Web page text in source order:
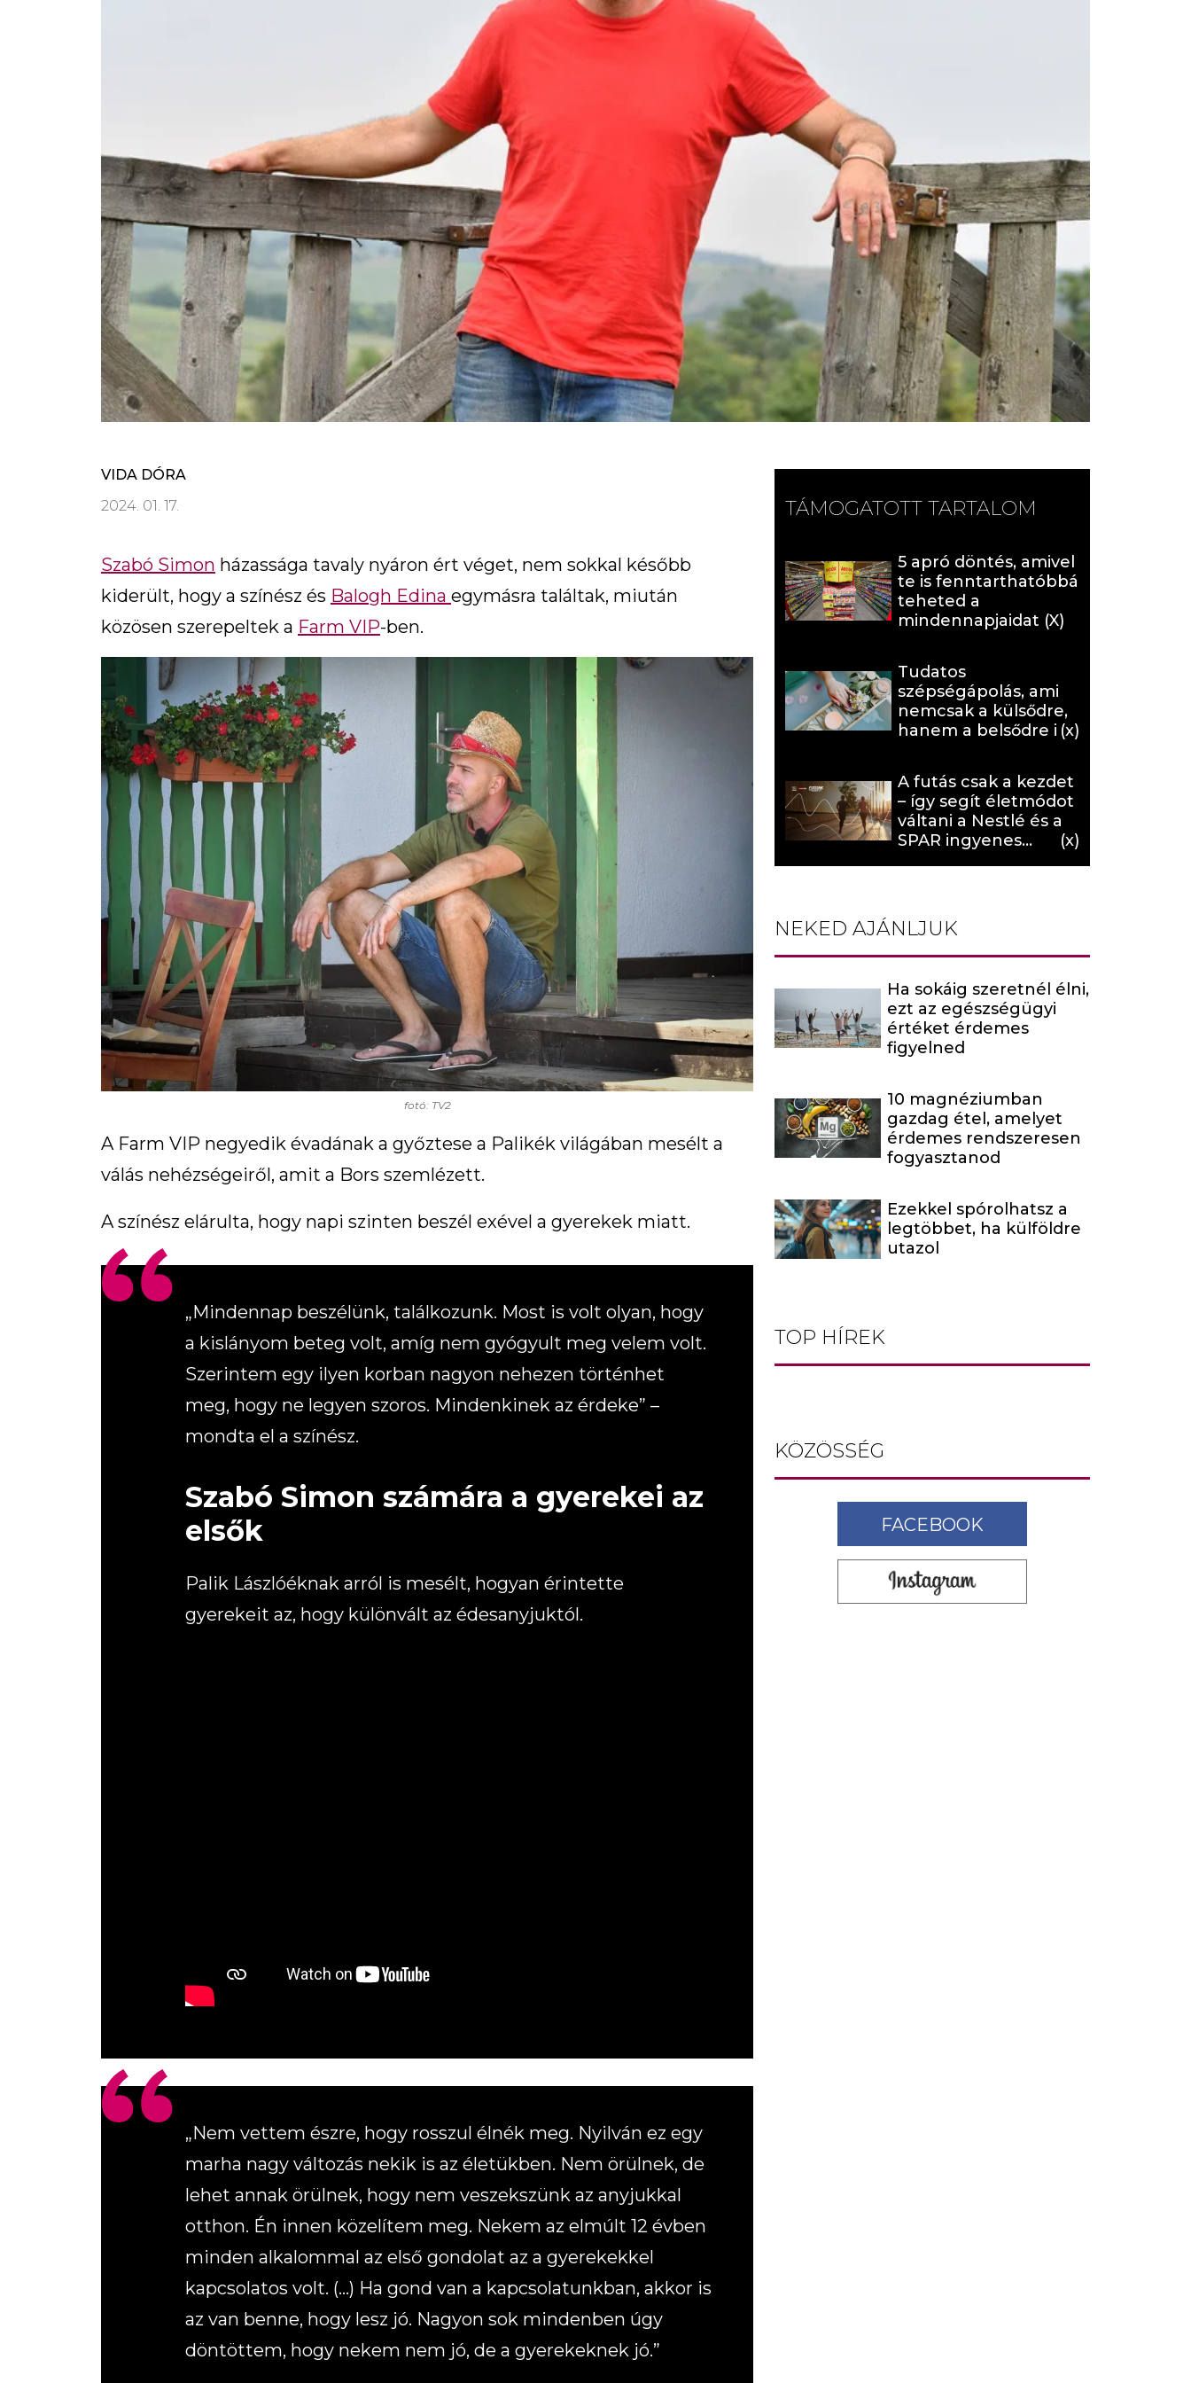
VIDA DÓRA
2024. 01. 17.
Szabó Simon házassága tavaly nyáron ért véget, nem sokkal később
kiderült, hogy a színész és Balogh Edina egymásra találtak, miután
közösen szerepeltek a Farm VIP-ben.
fotó: TV2
A Farm VIP negyedik évadának a győztese a Palikék világában mesélt a
válás nehézségeiről, amit a Bors szemlézett.
A színész elárulta, hogy napi szinten beszél exével a gyerekek miatt.
„Mindennap beszélünk, találkozunk. Most is volt olyan, hogy
a kislányom beteg volt, amíg nem gyógyult meg velem volt.
Szerintem egy ilyen korban nagyon nehezen történhet
meg, hogy ne legyen szoros. Mindenkinek az érdeke” –
mondta el a színész.
Szabó Simon számára a gyerekei az
elsők
Palik Lászlóéknak arról is mesélt, hogyan érintette
gyerekeit az, hogy különvált az édesanyjuktól.
„Nem vettem észre, hogy rosszul élnék meg. Nyilván ez egy
marha nagy változás nekik is az életükben. Nem örülnek, de
lehet annak örülnek, hogy nem veszekszünk az anyjukkal
otthon. Én innen közelítem meg. Nekem az elmúlt 12 évben
minden alkalommal az első gondolat az a gyerekekkel
kapcsolatos volt. (…) Ha gond van a kapcsolatunkban, akkor is
az van benne, hogy lesz jó. Nagyon sok mindenben úgy
döntöttem, hogy nekem nem jó, de a gyerekeknek jó.”
TÁMOGATOTT TARTALOM
5 apró döntés, amivel
te is fenntarthatóbbá
teheted a
mindennapjaidat (X)
Tudatos
szépségápolás, ami
nemcsak a külsődre,
hanem a belsődre is
A futás csak a kezdet
– így segít életmódot
váltani a Nestlé és a
SPAR ingyenes
NEKED AJÁNLJUK
Ha sokáig szeretnél élni,
ezt az egészségügyi
értéket érdemes
figyelned
10 magnéziumban
gazdag étel, amelyet
érdemes rendszeresen
fogyasztanod
Ezekkel spórolhatsz a
legtöbbet, ha külföldre
utazol
TOP HÍREK
KÖZÖSSÉG
FACEBOOK